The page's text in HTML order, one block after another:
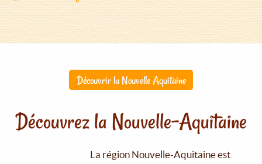
Découvrir la Nouvelle Aquitaine
Découvrez la Nouvelle-Aquitaine
La région Nouvelle-Aquitaine est